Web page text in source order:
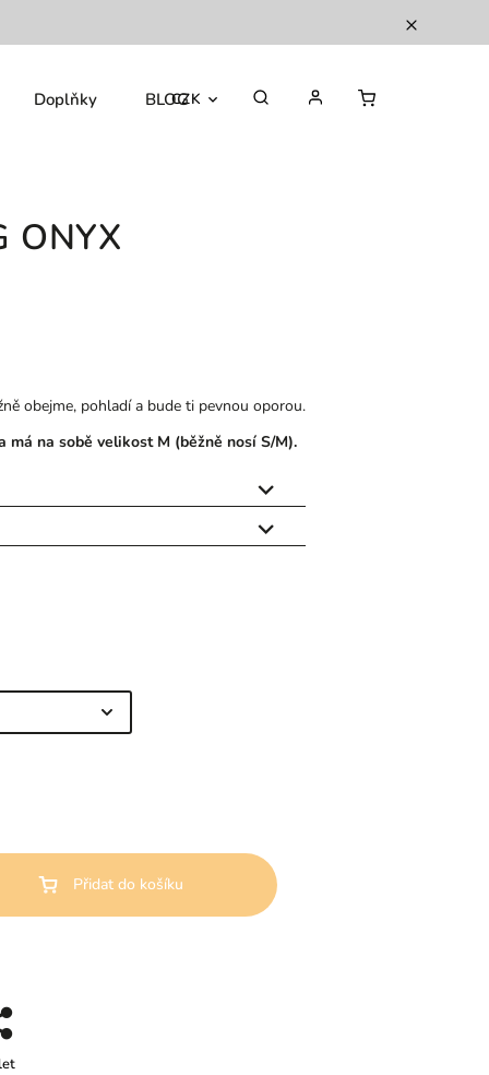
CZK
Doplňky BLOG
ONYX
obejme, pohladí a bude ti pevnou oporou.
má na sobě velikost M (běžně nosí S/M).


Přidat do košíku